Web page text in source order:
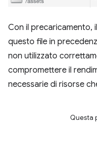
Con il precaricamento,
questo file in
non utilizzato
compromettere il
necessarie di risorse
Questa